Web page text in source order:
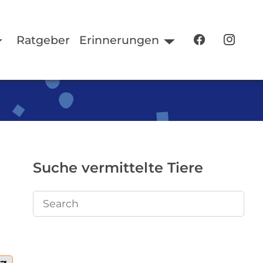
Ratgeber Erinnerungen
Suche vermittelte Tiere